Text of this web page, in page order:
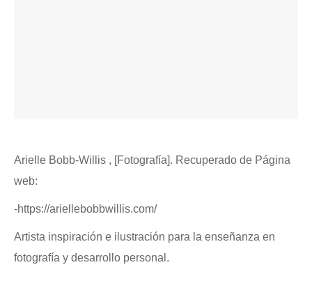
Arielle Bobb-Willis , [Fotografía]. Recuperado de Página
web:
-https://ariellebobbwillis.com/
Artista inspiración e ilustración para la enseñanza en
fotografía y desarrollo personal.